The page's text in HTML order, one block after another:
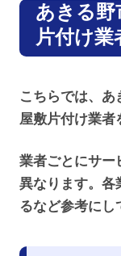
あきる
片付け業
こちらでは、あ
屋敷片付け業者
業者ごとにサー
異なります。各
るなど参考にし